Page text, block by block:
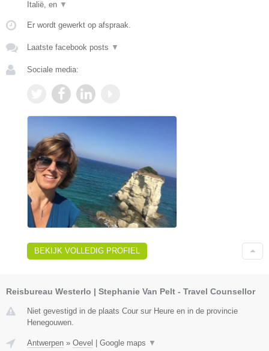
Italië, en ▼
Er wordt gewerkt op afspraak.
Laatste facebook posts ▼
Sociale media:
BEKIJK VOLLEDIG PROFIEL
Reisbureau Westerlo | Stephanie Van Pelt - Travel Counsellor
Niet gevestigd in de plaats Cour sur Heure en in de provincie
Henegouwen.
Antwerpen » Oevel Google maps ▼